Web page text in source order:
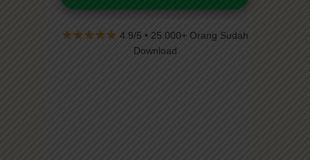
4.9/5 • 25.000+ Orang Sudah
Download